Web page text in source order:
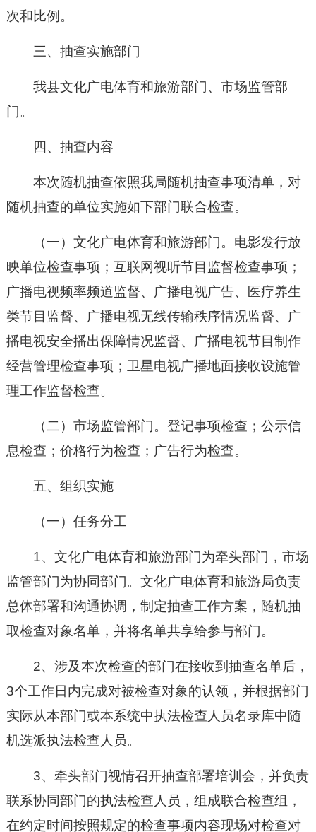
次和比例。
三、抽查实施部门
我县文化广电体育和旅游部门、市场监管部
门。
四、抽查内容
本次随机抽查依照我局随机抽查事项清单，对
随机抽查的单位实施如下部门联合检查。
（一）文化广电体育和旅游部门。电影发行放
映单位检查事项；互联网视听节目监督检查事项；
广播电视频率频道监督、广播电视广告、医疗养生
类节目监督、广播电视无线传输秩序情况监督、广
播电视安全播出保障情况监督、广播电视节目制作
经营管理检查事项；卫星电视广播地面接收设施管
理工作监督检查。
（二）市场监管部门。登记事项检查；公示信
息检查；价格行为检查；广告行为检查。
五、组织实施
（一）任务分工
1、文化广电体育和旅游部门为牵头部门，市场
监管部门为协同部门。文化广电体育和旅游局负责
总体部署和沟通协调，制定抽查工作方案，随机抽
取检查对象名单，并将名单共享给参与部门。
2、涉及本次检查的部门在接收到抽查名单后，
3个工作日内完成对被检查对象的认领，并根据部门
实际从本部门或本系统中执法检查人员名录库中随
机选派执法检查人员。
3、牵头部门视情召开抽查部署培训会，并负责
联系协同部门的执法检查人员，组成联合检查组，
在约定时间按照规定的检查事项内容现场对检查对